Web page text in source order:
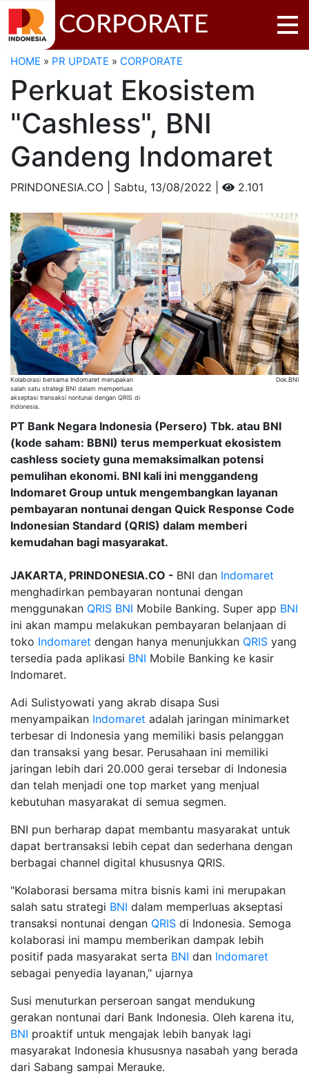
CORPORATE
HOME » PR UPDATE » CORPORATE
Perkuat Ekosistem
"Cashless", BNI
Gandeng Indomaret
PRINDONESIA.CO | Sabtu, 13/08/2022 | 2.101
Kolaborasi bersama Indomaret merupakan
salah satu strategi BNI dalam memperluas
akseptasi transaksi nontunai dengan QRIS di
Indonesia.
Dok.BNI
PT Bank Negara Indonesia (Persero) Tbk. atau BNI
(kode saham: BBNI) terus memperkuat ekosistem
cashless society guna memaksimalkan potensi
pemulihan ekonomi. BNI kali ini menggandeng
Indomaret Group untuk mengembangkan layanan
pembayaran nontunai dengan Quick Response Code
Indonesian Standard (QRIS) dalam memberi
kemudahan bagi masyarakat.
JAKARTA, PRINDONESIA.CO - BNI dan Indomaret
menghadirkan pembayaran nontunai dengan
menggunakan QRIS BNI Mobile Banking. Super app BNI
ini akan mampu melakukan pembayaran belanjaan di
toko Indomaret dengan hanya menunjukkan QRIS yang
tersedia pada aplikasi BNI Mobile Banking ke kasir
Indomaret.
Adi Sulistyowati yang akrab disapa Susi
menyampaikan Indomaret adalah jaringan minimarket
terbesar di Indonesia yang memiliki basis pelanggan
dan transaksi yang besar. Perusahaan ini memiliki
jaringan lebih dari 20.000 gerai tersebar di Indonesia
dan telah menjadi one top market yang menjual
kebutuhan masyarakat di semua segmen.
BNI pun berharap dapat membantu masyarakat untuk
dapat bertransaksi lebih cepat dan sederhana dengan
berbagai channel digital khususnya QRIS.
"Kolaborasi bersama mitra bisnis kami ini merupakan
salah satu strategi BNI dalam memperluas akseptasi
transaksi nontunai dengan QRIS di Indonesia. Semoga
kolaborasi ini mampu memberikan dampak lebih
positif pada masyarakat serta BNI dan Indomaret
sebagai penyedia layanan," ujarnya
Susi menuturkan perseroan sangat mendukung
gerakan nontunai dari Bank Indonesia. Oleh karena itu,
BNI proaktif untuk mengajak lebih banyak lagi
masyarakat Indonesia khususnya nasabah yang berada
dari Sabang sampai Merauke.